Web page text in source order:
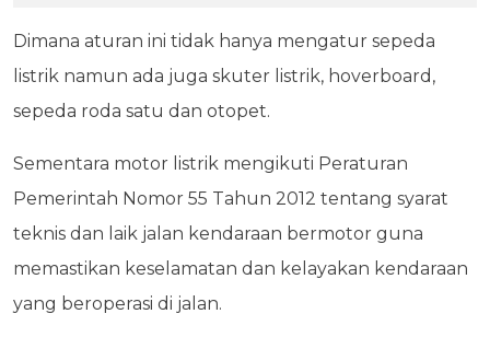
Dimana aturan ini tidak hanya mengatur sepeda
listrik namun ada juga skuter listrik, hoverboard,
sepeda roda satu dan otopet.
Sementara motor listrik mengikuti Peraturan
Pemerintah Nomor 55 Tahun 2012 tentang syarat
teknis dan laik jalan kendaraan bermotor guna
memastikan keselamatan dan kelayakan kendaraan
yang beroperasi di jalan.